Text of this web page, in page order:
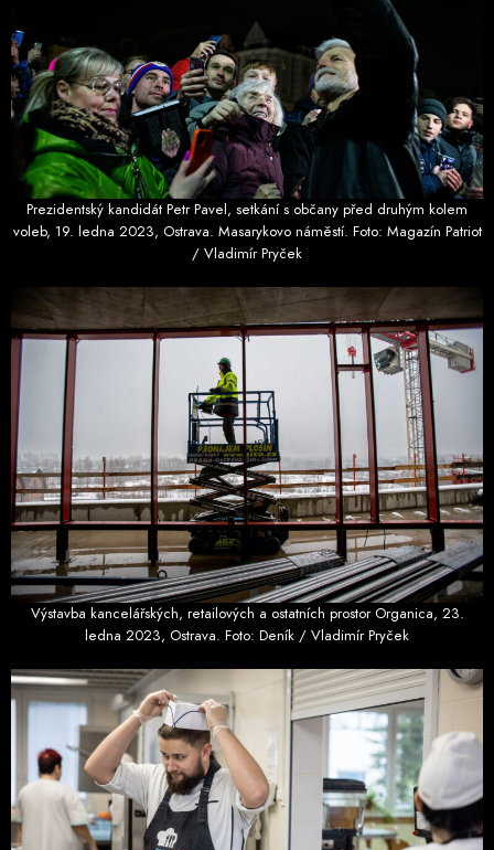
Prezidentský kandidát Petr Pavel, setkání s občany před druhým kolem
voleb, 19. ledna 2023, Ostrava. Masarykovo náměstí. Foto: Magazín Patriot
/ Vladimír Pryček
Výstavba kancelářských, retailových a ostatních prostor Organica, 23.
ledna 2023, Ostrava. Foto: Deník / Vladimír Pryček